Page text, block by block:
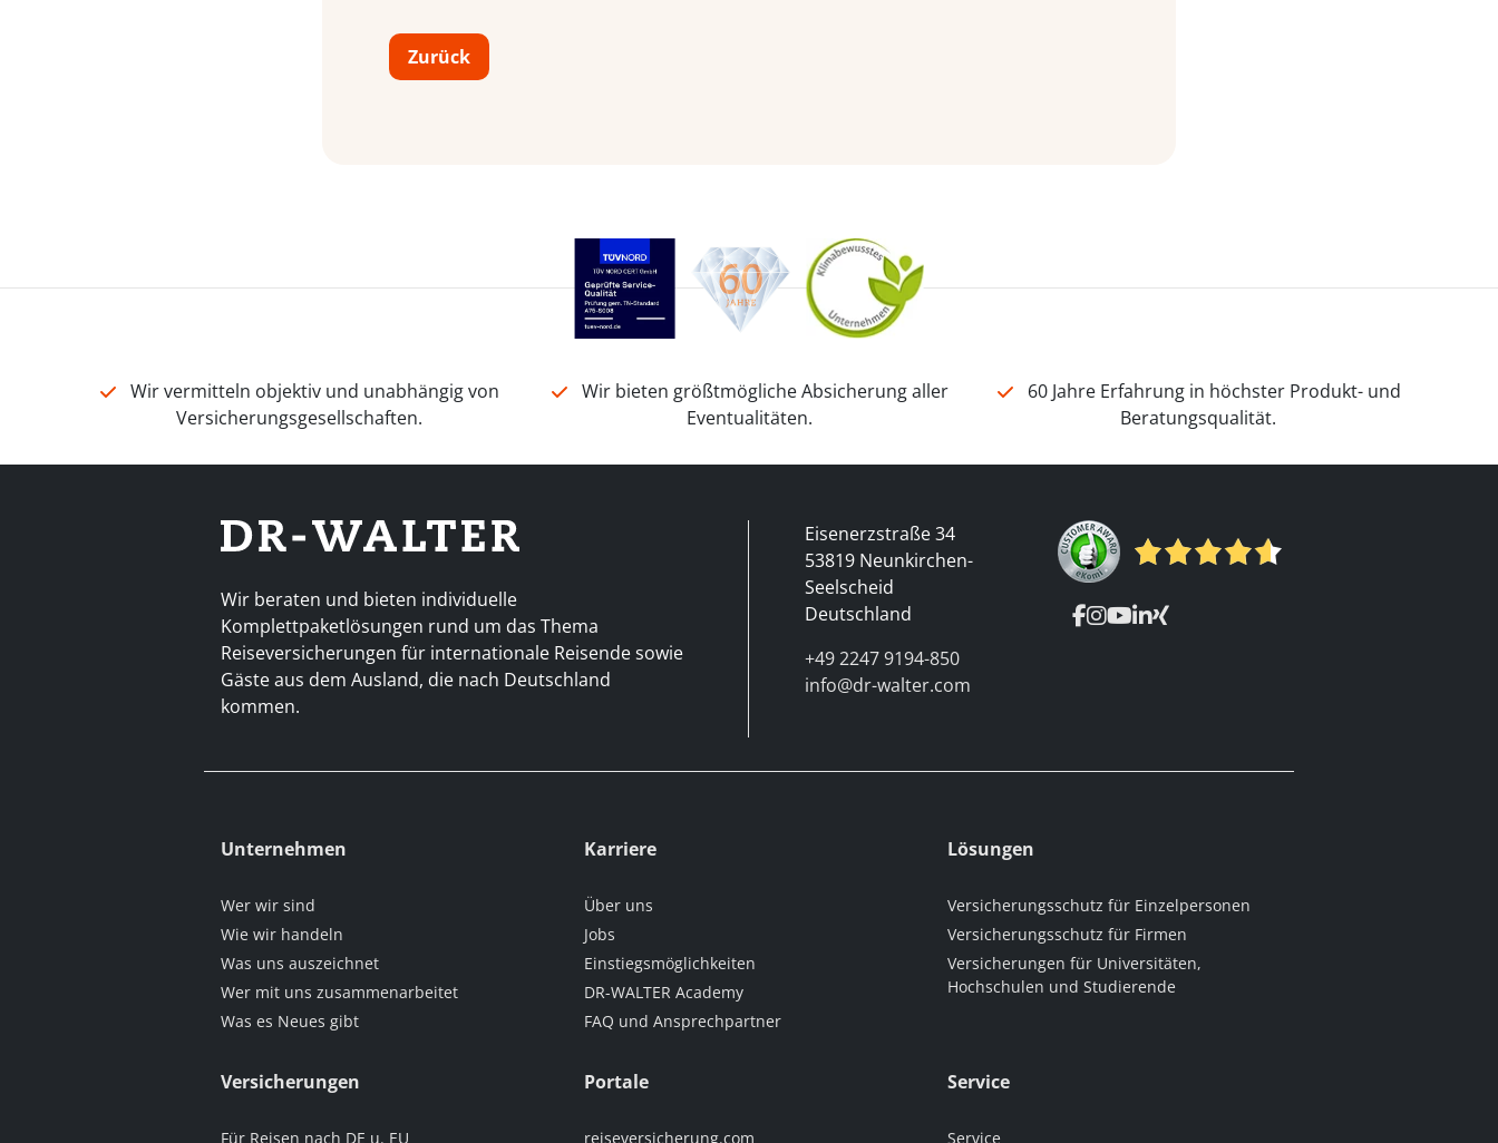
Zurück
Wir vermitteln objektiv und unabhängig von
Versicherungsgesellschaften.
Wir bieten größtmögliche Absicherung aller
Eventualitäten.
60 Jahre Erfahrung in höchster Produkt- und
Beratungsqualität.
Wir beraten und bieten individuelle
Komplettpaketlösungen rund um das Thema
Reiseversicherungen für internationale Reisende sowie
Gäste aus dem Ausland, die nach Deutschland
kommen.
Eisenerzstraße 34
53819 Neunkirchen-
Seelscheid
Deutschland
+49 2247 9194-850
info@dr-walter.com
Unternehmen
Wer wir sind
Wie wir handeln
Was uns auszeichnet
Wer mit uns zusammenarbeitet
Was es Neues gibt
Karriere
Über uns
Jobs
Einstiegsmöglichkeiten
DR-WALTER Academy
FAQ und Ansprechpartner
Lösungen
Versicherungsschutz für Einzelpersonen
Versicherungsschutz für Firmen
Versicherungen für Universitäten,
Hochschulen und Studierende
Versicherungen
Für Reisen nach DE u. EU
Portale
reiseversicherung.com
Service
Service